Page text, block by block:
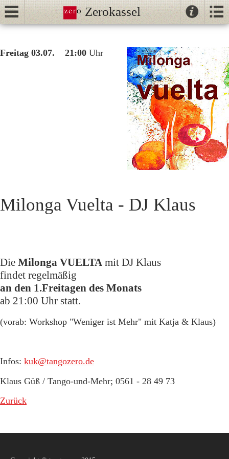
Zerokassel
Freitag 03.07. 21:00 Uhr
Milonga Vuelta - DJ Klaus
Die Milonga VUELTA mit DJ Klaus
findet regelmäßig
an den 1.Freitagen des Monats
ab 21:00 Uhr statt.
(vorab: Workshop "Weniger ist Mehr" mit Katja & Klaus)
Infos: kuk@tangozero.de
Klaus Güß / Tango-und-Mehr; 0561 - 28 49 73
Zurück